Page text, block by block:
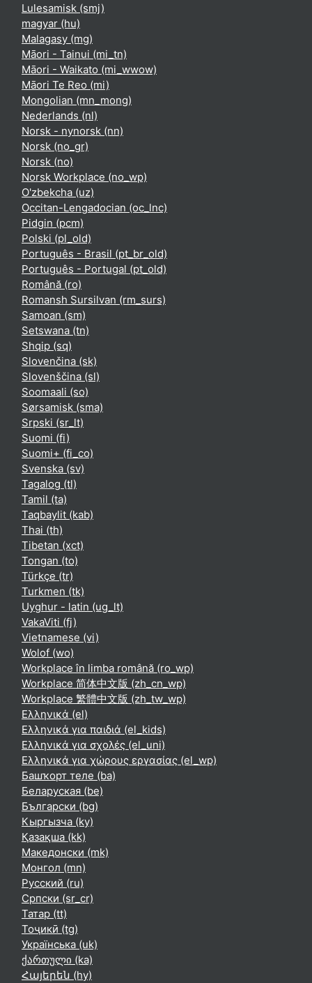
Lulesamisk ‎(smj)‎
magyar ‎(hu)‎
Malagasy ‎(mg)‎
Māori - Tainui ‎(mi_tn)‎
Māori - Waikato ‎(mi_wwow)‎
Māori Te Reo ‎(mi)‎
Mongolian ‎(mn_mong)‎
Nederlands ‎(nl)‎
Norsk - nynorsk ‎(nn)‎
Norsk ‎(no_gr)‎
Norsk ‎(no)‎
Norsk Workplace ‎(no_wp)‎
O'zbekcha ‎(uz)‎
Occitan-Lengadocian ‎(oc_lnc)‎
Pidgin ‎(pcm)‎
Polski ‎(pl_old)‎
Português - Brasil ‎(pt_br_old)‎
Português - Portugal ‎(pt_old)‎
Română ‎(ro)‎
Romansh Sursilvan ‎(rm_surs)‎
Samoan ‎(sm)‎
Setswana ‎(tn)‎
Shqip ‎(sq)‎
Slovenčina ‎(sk)‎
Slovenščina ‎(sl)‎
Soomaali ‎(so)‎
Sørsamisk ‎(sma)‎
Srpski ‎(sr_lt)‎
Suomi ‎(fi)‎
Suomi+ ‎(fi_co)‎
Svenska ‎(sv)‎
Tagalog ‎(tl)‎
Tamil ‎(ta)‎
Taqbaylit ‎(kab)‎
Thai ‎(th)‎
Tibetan ‎(xct)‎
Tongan ‎(to)‎
Türkçe ‎(tr)‎
Turkmen ‎(tk)‎
Uyghur - latin ‎(ug_lt)‎
VakaViti ‎(fj)‎
Vietnamese ‎(vi)‎
Wolof ‎(wo)‎
Workplace în limba română ‎(ro_wp)‎
Workplace 简体中文版 ‎(zh_cn_wp)‎
Workplace 繁體中文版 ‎(zh_tw_wp)‎
Ελληνικά ‎(el)‎
Ελληνικά για παιδιά ‎(el_kids)‎
Ελληνικά για σχολές ‎(el_uni)‎
Ελληνικά για χώρους εργασίας ‎(el_wp)‎
Башҡорт теле ‎(ba)‎
Беларуская ‎(be)‎
Български ‎(bg)‎
Кыргызча ‎(ky)‎
Қазақша ‎(kk)‎
Македонски ‎(mk)‎
Монгол ‎(mn)‎
Русский ‎(ru)‎
Српски ‎(sr_cr)‎
Татар ‎(tt)‎
Тоҷикӣ ‎(tg)‎
Українська ‎(uk)‎
ქართული ‎(ka)‎
Հայերեն ‎(hy)‎